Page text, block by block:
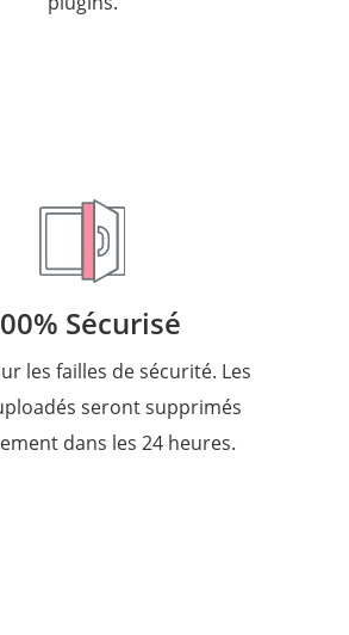
Sécurisé
les failles de sécurité. Les
seront supprimés
dans les 24 heures.